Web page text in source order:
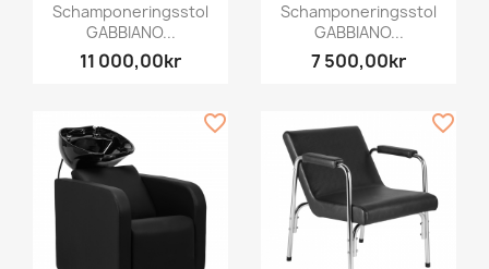
Schamponeringsstol
GABBIANO...
11 000,00kr
Schamponeringsstol
GABBIANO...
7 500,00kr
favorite_border favorite_border